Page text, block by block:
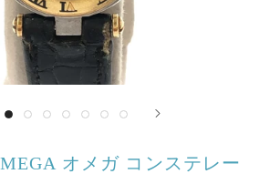
オメガ コンステレー